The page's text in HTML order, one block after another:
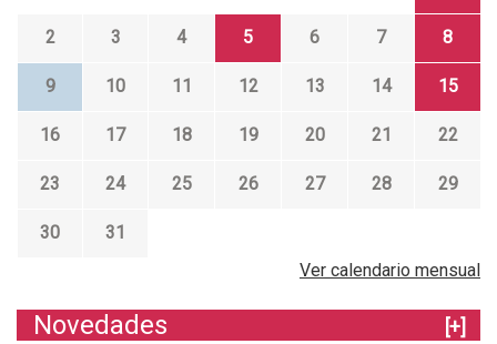
2 3 4 5 6 7 8
9 10 11 12 13 14 15
16 17 18 19 20 21 22
23 24 25 26 27 28 29
30
31
Ver calendario mensual
Novedades
[+]